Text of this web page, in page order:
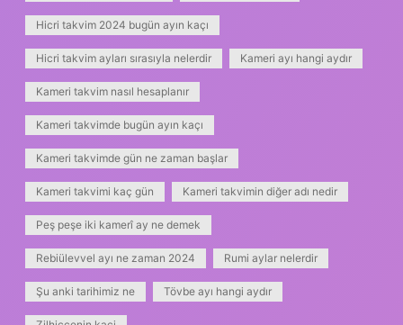
Hicri takvim 2024 bugün ayın kaçı
Hicri takvim ayları sırasıyla nelerdir Kameri ayı hangi aydır
Kameri takvim nasıl hesaplanır
Kameri takvimde bugün ayın kaçı
Kameri takvimde gün ne zaman başlar
Kameri takvimi kaç gün Kameri takvimin diğer adı nedir
Peş peşe iki kamerî ay ne demek
Rebiülevvel ayı ne zaman 2024 Rumi aylar nelerdir
Şu anki tarihimiz ne Tövbe ayı hangi aydır